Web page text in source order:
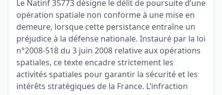
Le Natinf 35773 désigne le délit de poursuite d’une
opération spatiale non conforme à une mise en
demeure, lorsque cette persistance entraîne un
préjudice à la défense nationale. Instauré par la loi
n°2008-518 du 3 juin 2008 relative aux opérations
spatiales, ce texte encadre strictement les
activités spatiales pour garantir la sécurité et les
intérêts stratégiques de la France. L’infraction